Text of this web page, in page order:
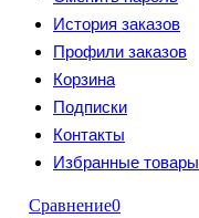
История заказов
Профили заказов
Корзина
Подписки
Контакты
Избранные товары
Сравнение0